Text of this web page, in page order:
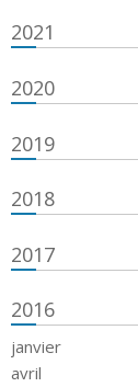
2021
2020
2019
2018
2017
2016
janvier
avril